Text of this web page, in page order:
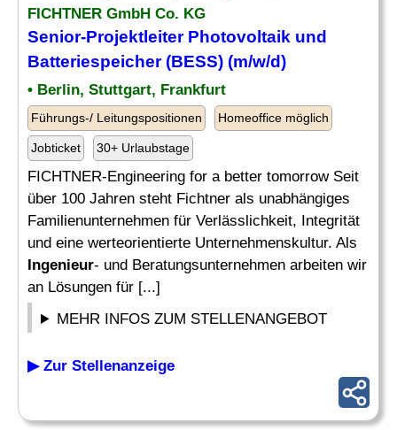
FICHTNER GmbH Co. KG
Senior-Projektleiter Photovoltaik und
Batteriespeicher (BESS) (m/w/d)
• Berlin, Stuttgart, Frankfurt
Führungs-/ Leitungspositionen Homeoffice möglich
Jobticket 30+ Urlaubstage
FICHTNER-Engineering for a better tomorrow Seit
über 100 Jahren steht Fichtner als unabhängiges
Familienunternehmen für Verlässlichkeit, Integrität
und eine werteorientierte Unternehmenskultur. Als
Ingenieur- und Beratungsunternehmen arbeiten wir
an Lösungen für [...]
MEHR INFOS ZUM STELLENANGEBOT
▶ Zur Stellenanzeige